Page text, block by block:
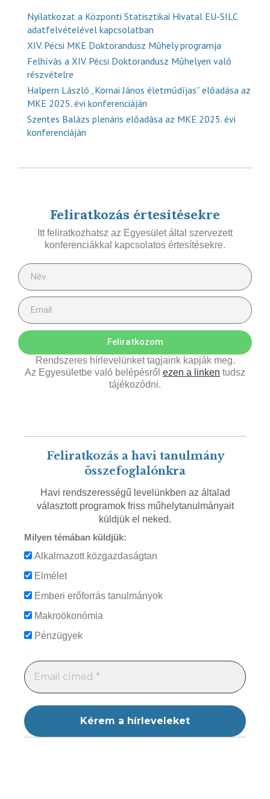
Nyilatkozat a Központi Statisztikai Hivatal EU-SILC
adatfelvételével kapcsolatban
XIV. Pécsi MKE Doktorandusz Műhely programja
Felhívás a XIV. Pécsi Doktorandusz Műhelyen való
részvételre
Halpern László „Kornai János életműdíjas” előadása az
MKE 2025. évi konferenciáján
Szentes Balázs plenáris előadása az MKE 2025. évi
konferenciáján
Feliratkozás értesítésekre
Itt feliratkozhatsz az Egyesület által szervezett
konferenciákkal kapcsolatos értesítésekre.
Feliratkozom
Rendszeres hírlevelünket tagjaink kapják meg.
Az Egyesületbe való belépésről ezen a linken tudsz
tájékozódni.
Feliratkozás a havi tanulmány
összefoglalónkra
Havi rendszerességű levelünkben az általad
választott programok friss műhelytanulmányait
küldjük el neked.
Milyen témában küldjük:
Alkalmazott közgazdaságtan
Elmélet
Emberi erőforrás tanulmányok
Makroökonómia
Pénzügyek